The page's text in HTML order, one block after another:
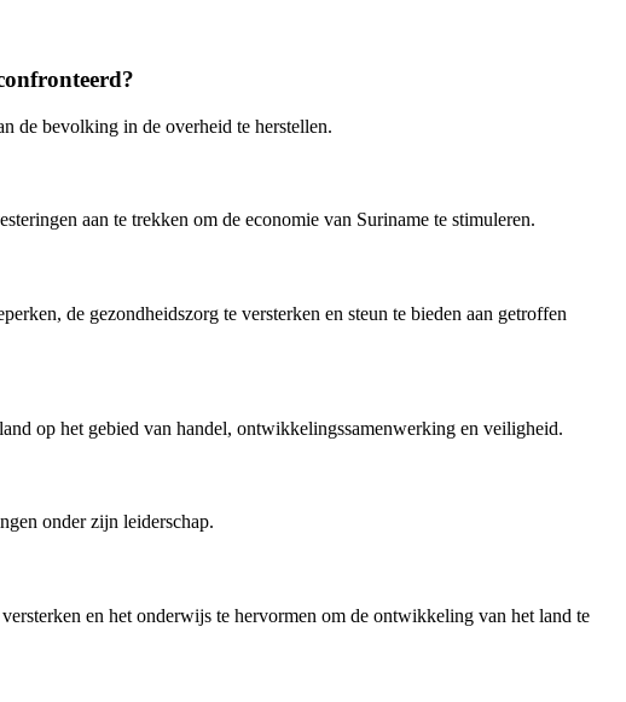
de bevolking in de overheid te herstellen.
aan te trekken om de economie van Suriname te stimuleren.
de gezondheidszorg te versterken en steun te bieden aan getroffen
op het gebied van handel, ontwikkelingssamenwerking en veiligheid.
onder zijn leiderschap.
en het onderwijs te hervormen om de ontwikkeling van het land te